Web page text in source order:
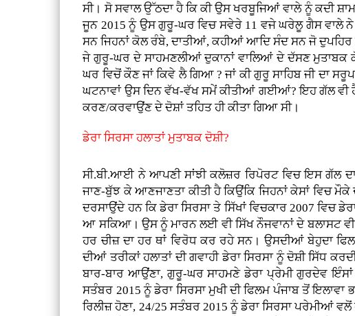
ਸੀ। ਸੋ ਸਵਾਲ ਉੱਠਦਾ ਹੈ ਕਿ ਕੀ ਉਸ ਖਰਬੂਜਿਆਂ ਵਾਲੇ ਨੂੰ ਕਦੀ
ਜੂਨ 2015 ਨੂੰ ਉਸ ਗੁਰੂ-ਘਰ ਵਿਚ ਸਵੇਰੇ 11 ਵਜੇ ਘਰੇਲੂ ਗੈਸ ਵਾਲੇ
ਸਨ ਜਿਹਨਾਂ ਕੋਲ ਰੰਬੇ, ਦਾਤੀਆਂ, ਕਹੀਆਂ ਆਦਿ ਸੰਦ ਸਨ ਜੋ
ਜੇ ਗੁਰੂ-ਘਰ ਦੇ ਸਾਹਮਣਲੀਆਂ ਦੁਕਾਨਾਂ ਵਾਲਿਆਂ ਦੇ ਦੱਸਣ ਮੁਤਾਬਕ
ਘਰ ਵਿਚੋਂ ਕੌਣ ਜਾਂ ਕਿਵੇ ਲੈ ਗਿਆ ? ਜਾਂ ਕੀ ਗੁਰੂ ਸਾਹਿਬ ਜੀ ਦਾ
ਘਟਨਾਵਾਂ ਉਸ ਦਿਨ ਵੱਖ-ਵੱਖ ਸਮੇਂ ਕੀਤੀਆਂ ਗਈਆਂ? ਇਹ ਗੱਲ ਵੀ ਹੈ
ਕਰਣ/ਕਰਵਾਉਂਣ ਦੇ ਦੋਸ਼ਾਂ ਤਹਿਤ ਹੀ ਕੀਤਾ ਗਿਆ ਸੀ।
ਡੇਰਾ ਸਿਰਸਾ ਹਲਾਤਾਂ ਮੁਤਾਬਕ ਦੋਸ਼ੀ?
ਸੀ.ਬੀ.ਆਈ ਨੇ ਆਪਣੀ ਸਾਂਝੀ ਕਲੋਜ਼ਰ ਰਿਪੋਰਟ ਵਿਚ ਇਸ ਗੱਲ
ਜਾਣ-ਬੁੱਝ ਕੇ ਆਣਜਾਣਤਾ ਕੀਤੀ ਹੈ ਕਿਉਂਕਿ ਜਿਹਨਾਂ ਕੇਸਾਂ ਵਿਚ
ਦਰਸਾਉਂਦੇ ਹਨ ਕਿ ਡੇਰਾ ਸਿਰਸਾ ਤੇ ਸਿੱਖਾਂ ਵਿਚਕਾਰ 2007 ਵਿਚ
ਆ ਸਕਿਆ। ਉਸ ਨੂੰ ਮਾਰਨ ਲਈ ਵੀ ਸਿੱਖ ਨੌਜਵਾਨਾਂ ਦੇ ਬਲਾਸਟ ਵੀ
ਹਰ ਚੀਜ਼ ਦਾ ਹਰ ਥਾਂ ਵਿਰੋਧ ਕਰ ਰਹੇ ਸਨ। ਉਸਦੀਆਂ ਬੇਹੁਦਾ
ਦੀਆਂ ਤਰੀਕਾਂ ਹਲਾਤਾਂ ਦੀ ਗਵਾਹੀ ਡੇਰਾ ਸਿਰਸਾ ਨੂੰ ਦੋਸ਼ੀ ਸਿੱਧ
ਬਾਰ-ਬਾਰ ਆਉਂਣਾ, ਗੁਰੂ-ਘਰ ਸਾਹਮਣੇ ਡੇਰਾ ਪ੍ਰੇਮੀ ਗੁਰਦੇਵ
ਸਤੰਬਰ 2015 ਨੂੰ ਡੇਰਾ ਸਿਰਸਾ ਮੁਖੀ ਦੀ ਫਿਲਮ ਪੰਜਾਬ ਤੋਂ ਇਲਾਵਾ
ਰਿਲੀਜ਼ ਹੋਣਾ, 24/25 ਸਤੰਬਰ 2015 ਨੂੰ ਡੇਰਾ ਸਿਰਸਾ ਪਰੇਮੀਆਂ